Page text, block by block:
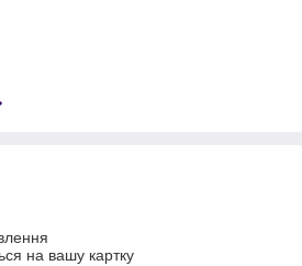
на вашу картку